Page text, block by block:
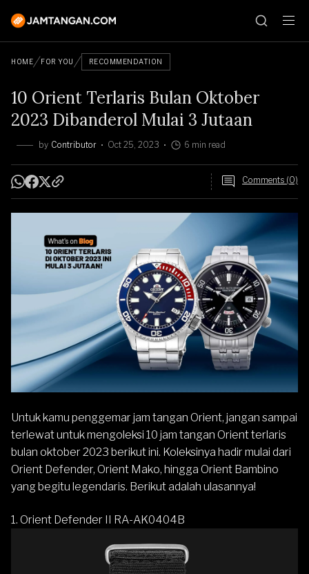
HOME FOR YOU RECOMMENDATION
10 Orient Terlaris Bulan Oktober
2023 Dibanderol Mulai 3 Jutaan
by Contributor Oct 25, 2023 6 min read
Comments (0)
Untuk kamu penggemar jam tangan Orient, jangan sampai
terlewat untuk mengoleksi 10 jam tangan Orient terlaris
bulan oktober 2023 berikut ini. Koleksinya hadir mulai dari
Orient Defender, Orient Mako, hingga Orient Bambino
yang begitu legendaris. Berikut adalah ulasannya!
1. Orient Defender II RA-AK0404B